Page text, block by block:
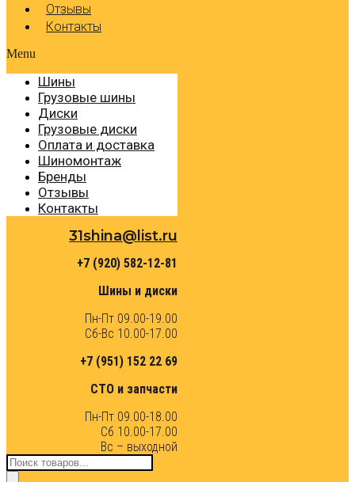
Отзывы
Контакты
Menu
Шины
Грузовые шины
Диски
Грузовые диски
Оплата и доставка
Шиномонтаж
Бренды
Отзывы
Контакты
31shina@list.ru
+7 (920) 582-12-81
Шины и диски
Пн-Пт 09.00-19.00
Сб-Вс 10.00-17.00
+7 (951) 152 22 69
СТО и запчасти
Пн-Пт 09.00-18.00
Сб 10.00-17.00
Вс – выходной
Поиск
товаров